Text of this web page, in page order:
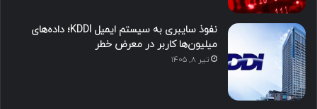
نفوذ سایبری به سیستم ایمیل KDDI؛ داده‌های
میلیون‌ها کاربر در معرض خطر
تیر ۸, ۱۴۰۵